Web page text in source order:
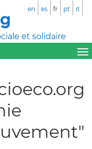
et solidaire
en es fr pt it